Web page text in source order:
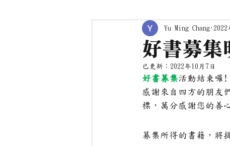
好書募集
Yu Ming Chang 2022
已更新： 2022年10月7日
好書募集活動結束囉!
感謝來自四方的朋友
標，萬分感謝您的善
募集所得的書籍，將